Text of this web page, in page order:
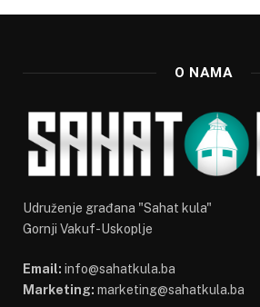
O NAMA
Udruženje građana "Sahat kula"
Gornji Vakuf-Uskoplje
Email: info@sahatkula.ba
Marketing: marketing@sahatkula.ba